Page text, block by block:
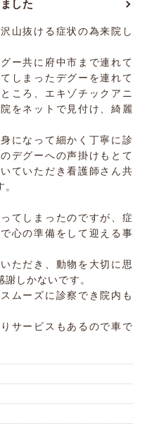
した
山抜ける症状の為来院し
ー共に府中市まで連れて
しまったデグーを連れて
ころ、エキゾチックアニ
をネットで見付け、綺麗
になって細かく丁寧に診
デグーへの声掛けもとて
ていただき看護師さん共
てしまったのですが、症
心の準備をして迎える事
ただき、動物を大切に思
しかないです。
ムーズに診察でき院内も
サービスもあるので車で